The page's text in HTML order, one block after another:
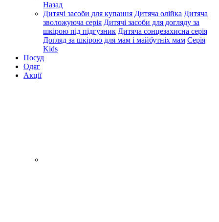
Назад
Дитячі засоби для купання Дитяча олійка Дитяча
зволожуюча серія Дитячі засоби для догляду за
шкірою під підгузник Дитяча сонцезахисна серія
Догляд за шкірою для мам і майбутніх мам Серія
Kids
Посуд
Одяг
Акції